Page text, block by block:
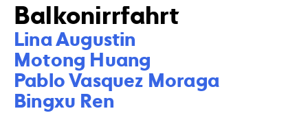
Balkonirrfahrt
Lina Augustin
Motong Huang
Pablo Vasquez Moraga
Bingxu Ren